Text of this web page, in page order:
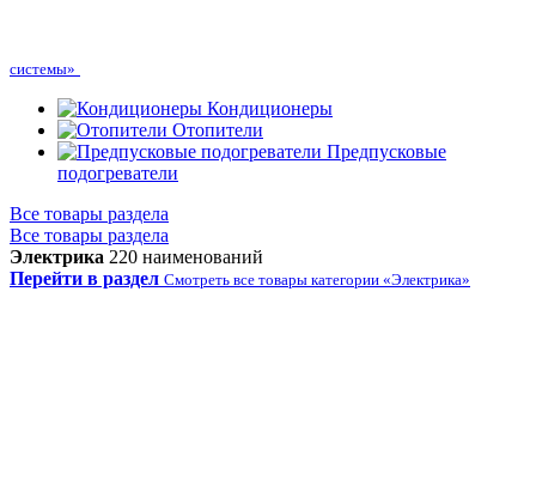
системы»
Кондиционеры
Отопители
Предпусковые
подогреватели
Все товары раздела
Все товары раздела
Электрика 220 наименований
Перейти в раздел Смотреть все товары категории «Электрика»